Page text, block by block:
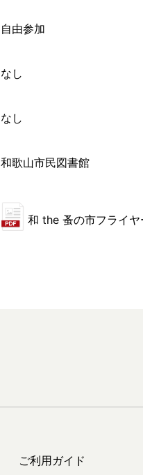
自由参加
なし
なし
和歌山市民図書館
和 the 蚤の市フライヤ
ご利用ガイド